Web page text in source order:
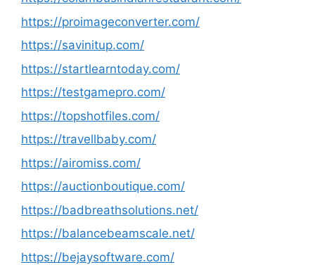
https://proimageconverter.com/
https://savinitup.com/
https://startlearntoday.com/
https://testgamepro.com/
https://topshotfiles.com/
https://travellbaby.com/
https://airomiss.com/
https://auctionboutique.com/
https://badbreathsolutions.net/
https://balancebeamscale.net/
https://bejaysoftware.com/